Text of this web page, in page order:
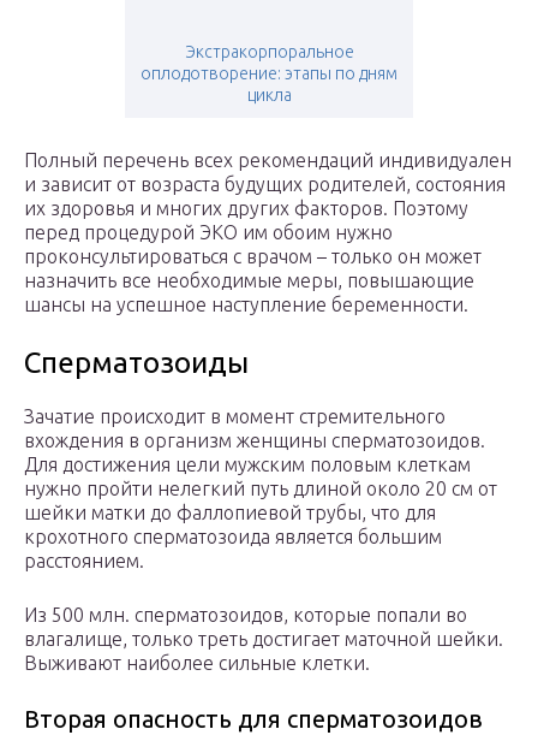
Экстракорпоральное
оплодотворение: этапы по дням
цикла
Полный перечень всех рекомендаций индивидуален
и зависит от возраста будущих родителей, состояния
их здоровья и многих других факторов. Поэтому
перед процедурой ЭКО им обоим нужно
проконсультироваться с врачом – только он может
назначить все необходимые меры, повышающие
шансы на успешное наступление беременности.
Сперматозоиды
Зачатие происходит в момент стремительного
вхождения в организм женщины сперматозоидов.
Для достижения цели мужским половым клеткам
нужно пройти нелегкий путь длиной около 20 см от
шейки матки до фаллопиевой трубы, что для
крохотного сперматозоида является большим
расстоянием.
Из 500 млн. сперматозоидов, которые попали во
влагалище, только треть достигает маточной шейки.
Выживают наиболее сильные клетки.
Вторая опасность для сперматозоидов